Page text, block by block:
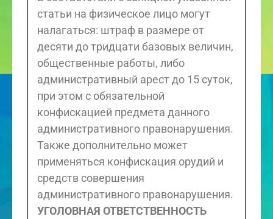
статьи на физическое лицо могут
налагаться: штраф в размере от
десяти до тридцати базовых величин,
общественные работы, либо
административный арест до 15 суток,
при этом с обязательной
конфискацией предмета данного
административного правонарушения.
Также дополнительно может
применяться конфискация орудий и
средств совершения
административного правонарушения.
УГОЛОВНАЯ ОТВЕТСТВЕННОСТЬ